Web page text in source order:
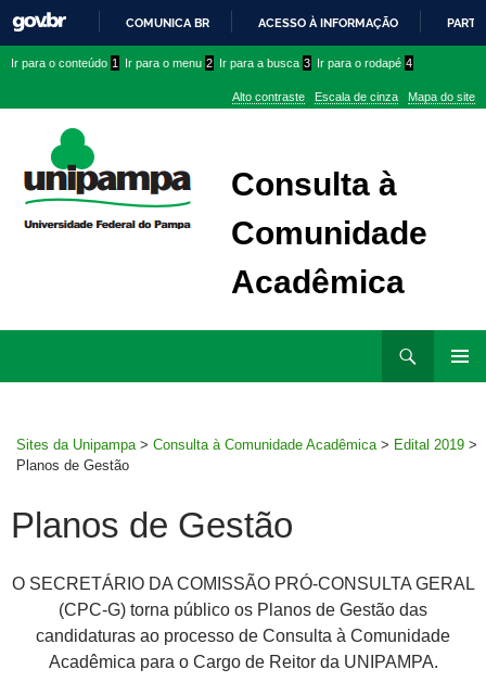
PARA
CONTEÚDO
COMUNICA BR ACESSO À INFORMAÇÃO
conteúdo
menu
superior
menu
Ir para o conteúdo 1 Ir para o menu 2 Ir para a busca 3 Ir para o rodapé 4
Alto contraste Escala de cinza Mapa do site
Consulta à
Comunidade
Acadêmica
Sites da Unipampa > Consulta à Comunidade Acadêmica > Edital 2019 >
Planos de Gestão
Planos de Gestão
O SECRETÁRIO DA COMISSÃO PRÓ-CONSULTA GERAL
(CPC-G) torna público os Planos de Gestão das
candidaturas ao processo de Consulta à Comunidade
Acadêmica para o Cargo de Reitor da UNIPAMPA.